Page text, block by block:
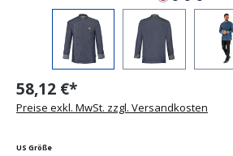
58,12 €*
Preise exkl. MwSt. zzgl. Versandkosten
US Größeauswählen